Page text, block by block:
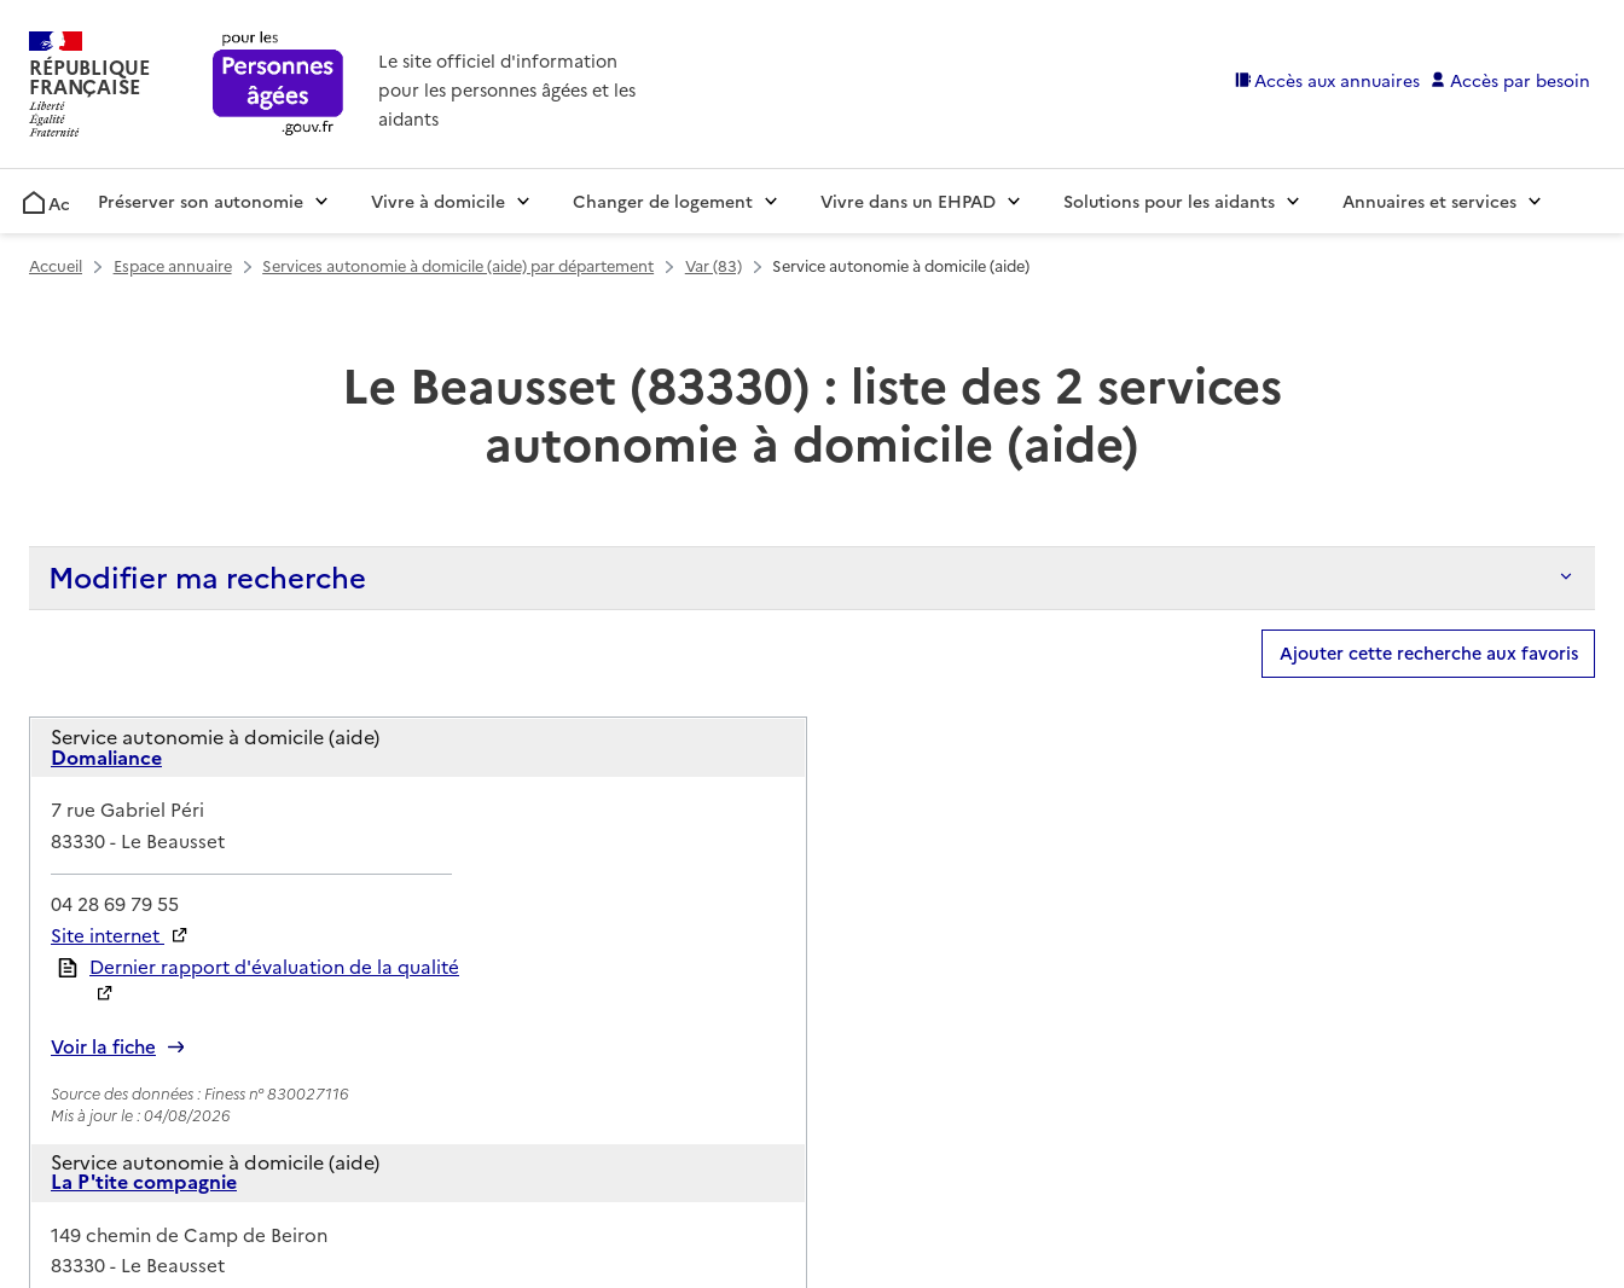
RÉPUBLIQUE
FRANÇAISE
Le site officiel d'information
pour les personnes âgées et les
aidants
Accès aux annuaires Accès par besoin
AccueilPréserver son autonomie Vivre à domicile Changer de logement Vivre dans un EHPAD Solutions pour les aidants Annuaires et services
Accueil Espace annuaire Services autonomie à domicile (aide) par département Var (83) Service autonomie à domicile (aide)
Le Beausset (83330) : liste des 2 services
autonomie à domicile (aide)
Modifier ma recherche
Ajouter cette recherche aux favoris
Service autonomie à domicile (aide)
Domaliance
Adresse
7 rue Gabriel Péri
83330- Le Beausset
04 28 69 79 55
Site internet
Rapport HAS
Dernier rapport d'évaluation de la qualité
Voir la fiche
Source des données : Finess n° 830027116
Mis à jour le : 04/08/2026
Service autonomie à domicile (aide)
La P'tite compagnie
Adresse
149 chemin de Camp de Beiron
83330- Le Beausset